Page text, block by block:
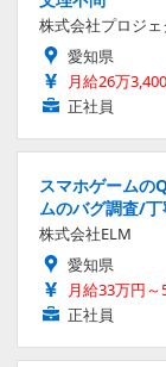
株式会社プロジ
愛知県
月給26万
正社員
スマホゲームの
ムのバグ調査/
株式会社ELM
愛知県
月給33万円～
正社員